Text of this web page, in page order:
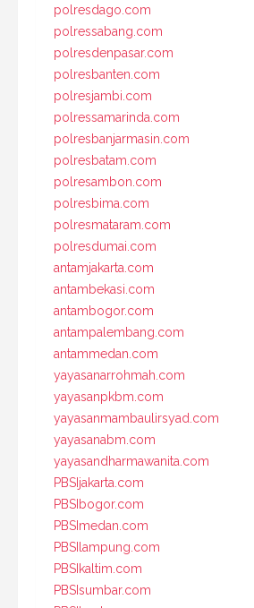
polresdago.com
polressabang.com
polresdenpasar.com
polresbanten.com
polresjambi.com
polressamarinda.com
polresbanjarmasin.com
polresbatam.com
polresambon.com
polresbima.com
polresmataram.com
polresdumai.com
antamjakarta.com
antambekasi.com
antambogor.com
antampalembang.com
antammedan.com
yayasanarrohmah.com
yayasanpkbm.com
yayasanmambaulirsyad.com
yayasanabm.com
yayasandharmawanita.com
PBSIjakarta.com
PBSIbogor.com
PBSImedan.com
PBSIlampung.com
PBSIkaltim.com
PBSIsumbar.com